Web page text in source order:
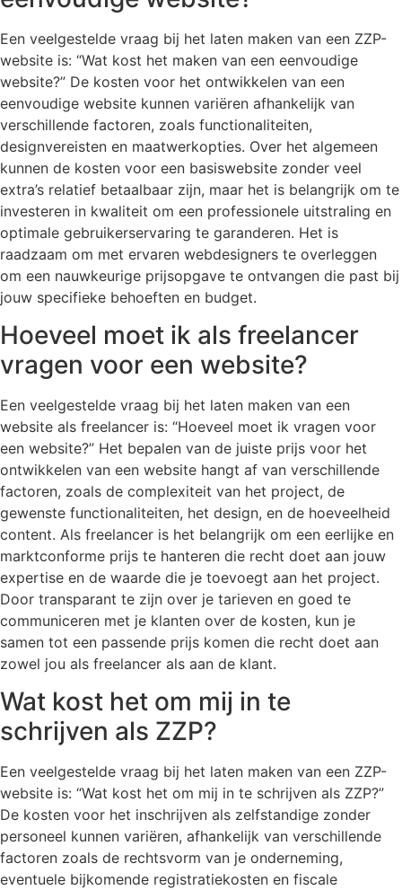
Een veelgestelde vraag bij het laten maken van een ZZP-
website is: “Wat kost het maken van een eenvoudige
website?” De kosten voor het ontwikkelen van een
eenvoudige website kunnen variëren afhankelijk van
verschillende factoren, zoals functionaliteiten,
designvereisten en maatwerkopties. Over het algemeen
kunnen de kosten voor een basiswebsite zonder veel
extra’s relatief betaalbaar zijn, maar het is belangrijk om te
investeren in kwaliteit om een professionele uitstraling en
optimale gebruikerservaring te garanderen. Het is
raadzaam om met ervaren webdesigners te overleggen
om een nauwkeurige prijsopgave te ontvangen die past bij
jouw specifieke behoeften en budget.
Hoeveel moet ik als freelancer
vragen voor een website?
Een veelgestelde vraag bij het laten maken van een
website als freelancer is: “Hoeveel moet ik vragen voor
een website?” Het bepalen van de juiste prijs voor het
ontwikkelen van een website hangt af van verschillende
factoren, zoals de complexiteit van het project, de
gewenste functionaliteiten, het design, en de hoeveelheid
content. Als freelancer is het belangrijk om een eerlijke en
marktconforme prijs te hanteren die recht doet aan jouw
expertise en de waarde die je toevoegt aan het project.
Door transparant te zijn over je tarieven en goed te
communiceren met je klanten over de kosten, kun je
samen tot een passende prijs komen die recht doet aan
zowel jou als freelancer als aan de klant.
Wat kost het om mij in te
schrijven als ZZP?
Een veelgestelde vraag bij het laten maken van een ZZP-
website is: “Wat kost het om mij in te schrijven als ZZP?”
De kosten voor het inschrijven als zelfstandige zonder
personeel kunnen variëren, afhankelijk van verschillende
factoren zoals de rechtsvorm van je onderneming,
eventuele bijkomende registratiekosten en fiscale